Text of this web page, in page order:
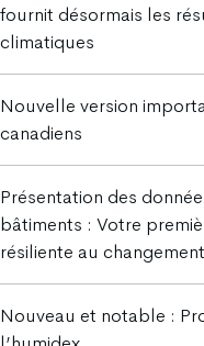
fournit désormais les
climatiques
Nouvelle version
canadiens
Présentation des
bâtiments : Votre
résiliente au
Nouveau et notable :